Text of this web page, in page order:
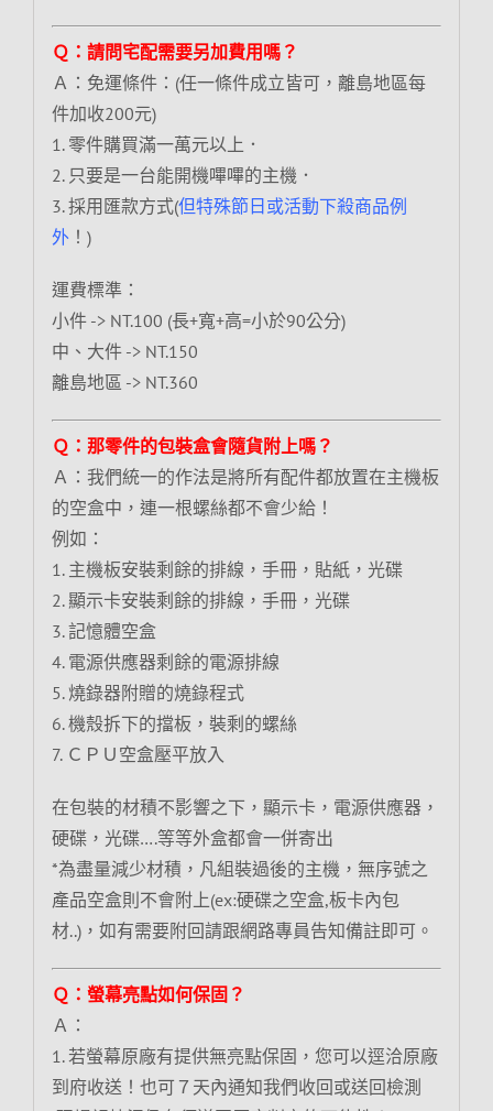
Ｑ：請問宅配需要另加費用嗎？
Ａ：免運條件：(任一條件成立皆可，離島地區每
件加收200元)
1. 零件購買滿一萬元以上．
2. 只要是一台能開機嗶嗶的主機．
3. 採用匯款方式(但特殊節日或活動下殺商品例
外！)
運費標準：
小件 -> NT.100 (長+寬+高=小於90公分)
中、大件 -> NT.150
離島地區 -> NT.360
Ｑ：那零件的包裝盒會隨貨附上嗎？
Ａ：我們統一的作法是將所有配件都放置在主機板
的空盒中，連一根螺絲都不會少給！
例如：
1. 主機板安裝剩餘的排線，手冊，貼紙，光碟
2. 顯示卡安裝剩餘的排線，手冊，光碟
3. 記憶體空盒
4. 電源供應器剩餘的電源排線
5. 燒錄器附贈的燒錄程式
6. 機殼拆下的擋板，裝剩的螺絲
7. ＣＰＵ空盒壓平放入
在包裝的材積不影響之下，顯示卡，電源供應器，
硬碟，光碟….等等外盒都會一併寄出
*為盡量減少材積，凡組裝過後的主機，無序號之
產品空盒則不會附上(ex:硬碟之空盒,板卡內包
材..)，如有需要附回請跟網路專員告知備註即可。
Ｑ：螢幕亮點如何保固？
Ａ：
1. 若螢幕原廠有提供無亮點保固，您可以逕洽原廠
到府收送！也可７天內通知我們收回或送回檢測